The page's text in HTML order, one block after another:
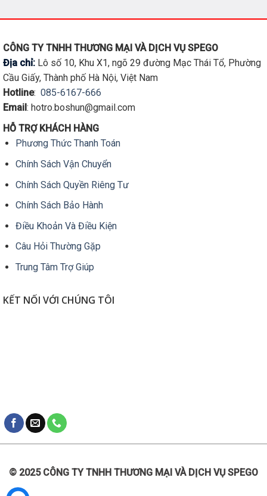
có
biến
thể.
tùy
CÔNG TY TNHH THƯƠNG MẠI VÀ DỊCH VỤ SPEGO
Địa chỉ: Lô số 10, Khu X1, ngõ 29 đường Mạc Thái Tổ, Phường
Cầu Giấy, Thành phố Hà Nội, Việt Nam
Hotline: 085-6167-666
Email : hotro.boshun@gmail.com
HỖ TRỢ KHÁCH HÀNG
Phương Thức Thanh Toán
Chính Sách Vận Chuyển
Chính Sách Quyền Riêng Tư
Chính Sách Bảo Hành
Điều Khoản Và Điều Kiện
Câu Hỏi Thường Gặp
Trung Tâm Trợ Giúp
KẾT NỐI VỚI CHÚNG TÔI
© 2025 CÔNG TY TNHH THƯƠNG MẠI VÀ DỊCH VỤ SPEGO